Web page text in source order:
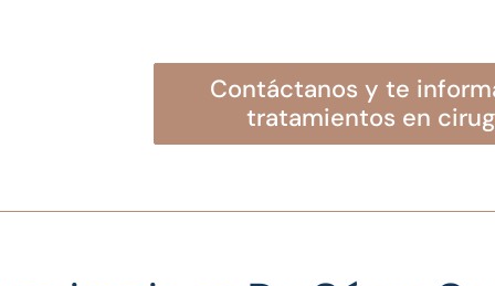
contáctanos y te informaremos sobre nuestros
tratamientos en